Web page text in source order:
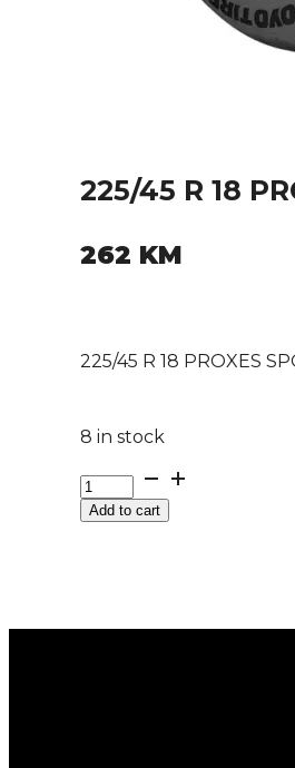
225/45 R 18
262 KM
225/45 R 18 PROXES
8 in stock
225/45
R
18Add to cart